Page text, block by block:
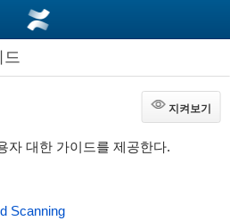
드
지켜보기
지켜보기
자 대한 가이드를 제공한다.
Scanning